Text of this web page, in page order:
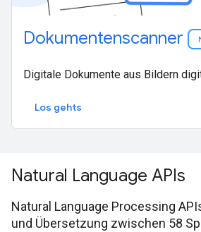
Dokumentenscanner
Digitale Dokumente aus Bildern
Los gehts
Natural Language APIs
Natural Language Processing
und Übersetzung zwischen 58